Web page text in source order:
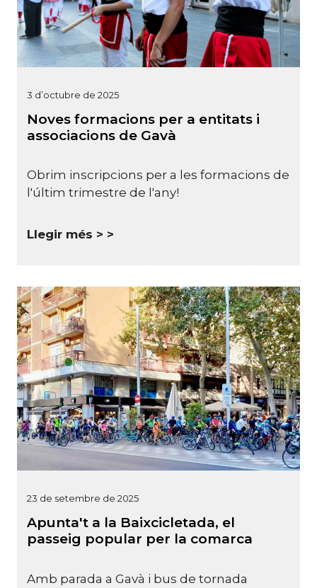
3 d’octubre de 2025
Noves formacions per a entitats i
associacions de Gavà
Obrim inscripcions per a les formacions de
l'últim trimestre de l'any!
Llegir més >
23 de setembre de 2025
Apunta't a la Baixcicletada, el
passeig popular per la comarca
Amb parada a Gavà i bus de tornada